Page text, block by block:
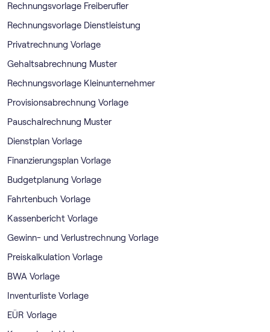
Rechnungsvorlage Freiberufler
Rechnungsvorlage Dienstleistung
Privatrechnung Vorlage
Gehaltsabrechnung Muster
Rechnungsvorlage Kleinunternehmer
Provisionsabrechnung Vorlage
Pauschalrechnung Muster
Dienstplan Vorlage
Finanzierungsplan Vorlage
Budgetplanung Vorlage
Fahrtenbuch Vorlage
Kassenbericht Vorlage
Gewinn- und Verlustrechnung Vorlage
Preiskalkulation Vorlage
BWA Vorlage
Inventurliste Vorlage
EÜR Vorlage